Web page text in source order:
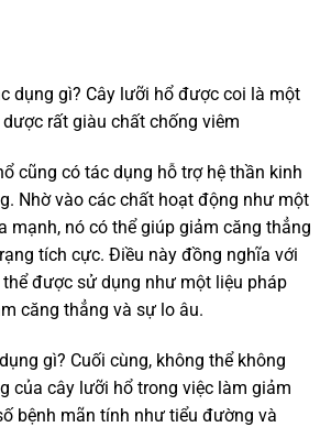
dụng gì? Cây lưỡi hổ được coi là một
rất giàu chất chống viêm
cũng có tác dụng hỗ trợ hệ thần kinh
Nhờ vào các chất hoạt động như một
mạnh, nó có thể giúp giảm căng thẳng
tích cực. Điều này đồng nghĩa với
được sử dụng như một liệu pháp
căng thẳng và sự lo âu.
gì? Cuối cùng, không thể không
của cây lưỡi hổ trong việc làm giảm
bệnh mãn tính như tiểu đường và